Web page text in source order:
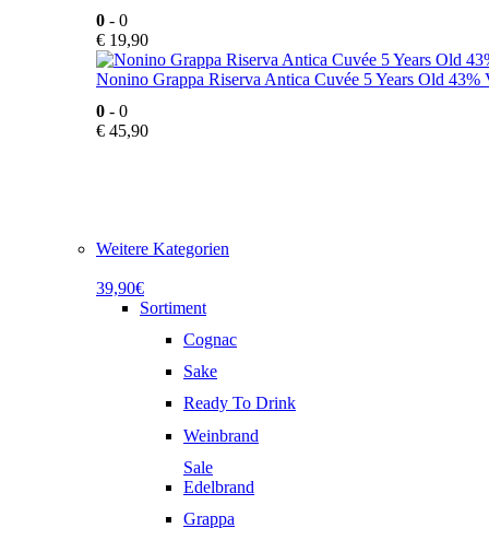
0 - 0
€ 19,90
Nonino Grappa Riserva Antica Cuvée 5 Years Old 43%
0 - 0
€ 45,90
Weitere Kategorien
39,90€
Sortiment
Cognac
Sake
Ready To Drink
Weinbrand
Sale
Edelbrand
Grappa